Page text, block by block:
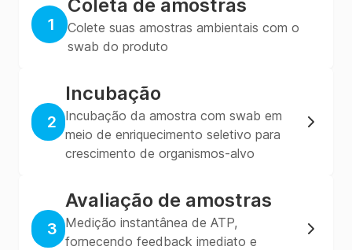
1
Coleta de amostras
Colete suas amostras ambientais com o
swab do produto
2
Incubação
Incubação da amostra com swab em
meio de enriquecimento seletivo para
crescimento de organismos-alvo
3
Avaliação de amostras
Medição instantânea de ATP,
fornecendo feedback imediato e